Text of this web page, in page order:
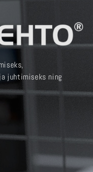
juhtimiseks ning